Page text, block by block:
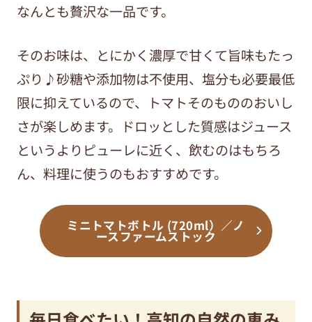
なんとも贅沢な一品です。
そのお味は、とにかく濃厚で甘くて旨味もたっ
ぷり♪砂糖や添加物は不使用、塩分も必要最低
限に抑えているので、トマトそのもののおいし
さが楽しめます。ドロッとした質感はジュース
というよりピューレに近く、飲むのはもちろ
ん、料理に使うのもおすすめです。
ミニトマトボトル (720ml）／ノ
ースファームストック